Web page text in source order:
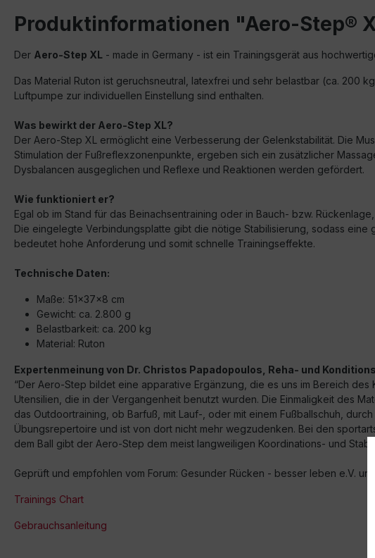
Produktinformationen "Aero-Step®
Der Aero-Step XL - made in Germany - ist ein Trainingsgerät aus
Das Material Ruton ist geruchsneutral, latexfrei und sehr belastbar (ca. 200
Luftpumpe zur individuellen Einstellung sind enthalten.
Was bewirkt der Aero-Step XL?
Der Aero-Step XL ermöglicht eine Verbesserung der Gelenkstabilität. Die
Stimulation der Fußreflexzonenpunkte, ergeben sich ein zusätzlicher
Dysbalancen ausgeglichen und Reflexe und Reaktionen werden gefördert.
Wie funktioniert er?
Egal ob im Stand für das Beinachsentraining oder in Bauch- bzw.
Die eingelegte Verbindungsplatte gibt die nötige Stabilisierung, sodass eine
bedeutet hohe Anforderung und somit schnelle Trainingseffekte.
Technische Daten:
Maße: 51x37x8 cm
Gewicht: ca. 2.800 g
Belastbarkeit: ca. 200 kg
Material: Ruton
Expertenmeinung von Dr. Christos Papadopoulos, Reha- und
“Der Aero-Step bildet eine apparative Ergänzung, die es uns im Bereich
Utensilien, die in der Vergangenheit benutzt wurden. Die Einmaligkeit des
das Outdoortraining, ob Barfuß, mit Lauf-, oder mit einem Fußballschuh,
Übungsrepertoire und ist von dort nicht mehr wegzudenken. Bei den
dem Ball gibt der Aero-Step dem meist langweiligen Koordinations- und
Geprüft und empfohlen vom Forum: Gesunder Rücken - besser leben e.V.
Trainings Chart
Gebrauchsanleitung